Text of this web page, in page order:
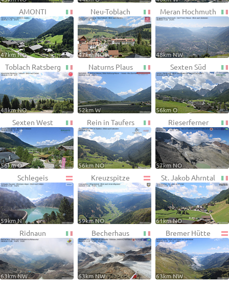
AMONTI
47km NO
Neu-Toblach
47km NO
Meran Hochmuth
48km NW
Toblach Ratsberg
48km NO
Naturns Plaus
52km W
Sexten Süd
56km O
Sexten West
56km O
Rein in Taufers
56km NO
Rieserferner
57km NO
Schlegeis
59km N
Kreuzspitze
59km NO
St. Jakob Ahrntal
61km NO
Ridnaun
63km NW
Becherhaus
63km NW
Bremer Hütte
63km NW